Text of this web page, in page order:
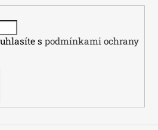
s podmínkami ochrany